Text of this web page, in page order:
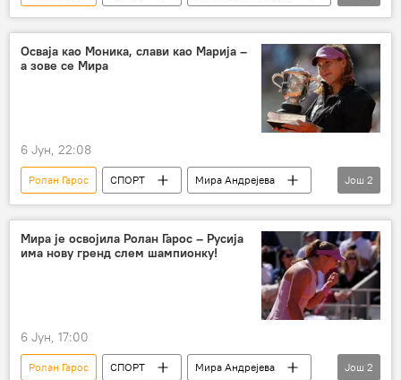
Спорт
Тенис
Осваја као Моника, слави као Марија –
а зове се Мира
6 Јун, 22:08
Ролан Гарос СПОРТ
Мира Андрејева
Спорт
Тенис
Још 2
Мира је освојила Ролан Гарос – Русија
има нову гренд слем шампионку!
6 Јун, 17:00
Ролан Гарос СПОРТ
Мира Андрејева
Још 2